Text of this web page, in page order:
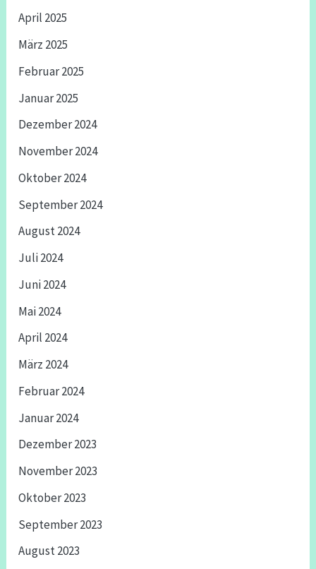
April 2025
März 2025
Februar 2025
Januar 2025
Dezember 2024
November 2024
Oktober 2024
September 2024
August 2024
Juli 2024
Juni 2024
Mai 2024
April 2024
März 2024
Februar 2024
Januar 2024
Dezember 2023
November 2023
Oktober 2023
September 2023
August 2023